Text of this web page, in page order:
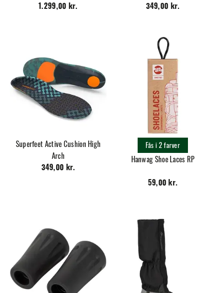
1.299,00 kr. 349,00 kr.
Superfeet Active Cushion High
Arch
349,00 kr.
Hanwag Shoe Laces RP
59,00 kr.
Fås i 2 farver